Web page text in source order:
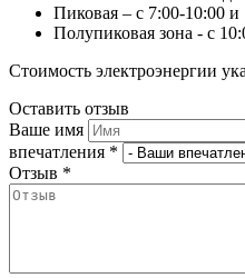
Пиковая – с 7:00-10:00 и
Полупиковая зона - с
Стоимость электроэнергии
Оставить отзыв
Ваше имя
впечатления *
Отзыв *